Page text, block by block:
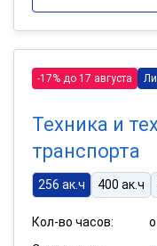
-17% до 17 августа
Техника и
транспорта
256 ак.ч 400 ак.ч
Кол-во часов: